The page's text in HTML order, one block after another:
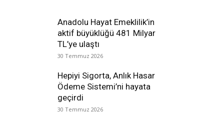
Anadolu Hayat Emeklilik’in
aktif büyüklüğü 481 Milyar
TL’ye ulaştı
30 Temmuz 2026
Hepiyi Sigorta, Anlık Hasar
Ödeme Sistemi’ni hayata
geçirdi
30 Temmuz 2026